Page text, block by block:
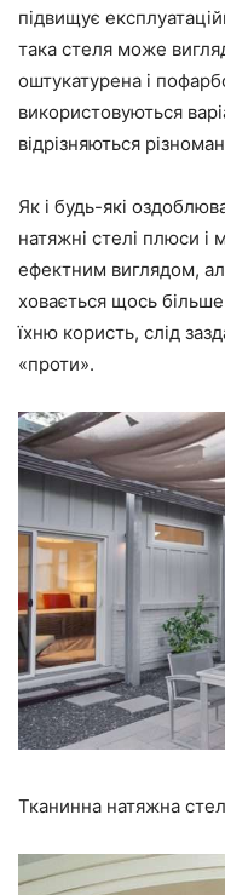
підвищує
така стеля може
оштукатурена і
використовуються
відрізняються
Як і будь-які
натяжні стелі плюси і
ефектним виглядом,
ховається щось
їхню користь, слід
«проти».
Тканинна натяжна